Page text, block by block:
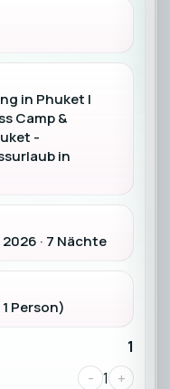
in Phuket |
Camp &
-
in
· 7 Nächte
Person)
1
- 1 +